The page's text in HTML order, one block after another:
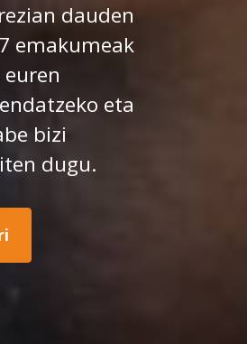
dauden
emakumeak
eta
bizi
dugu.